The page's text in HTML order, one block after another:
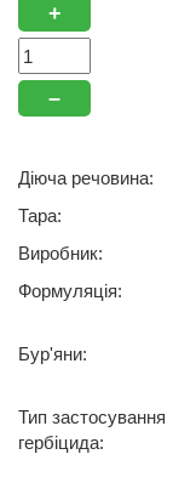
+
–
Діюча речовина:
Тара:
Виробник:
Формуляція:
Бур'яни:
Тип застосування
гербіцида: